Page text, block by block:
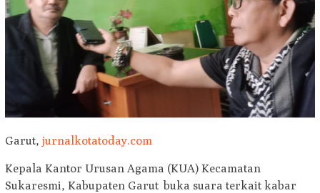
Garut, jurnalkotatoday.com
Kepala Kantor Urusan Agama (KUA) Kecamatan
Sukaresmi, Kabupaten Garut buka suara terkait kabar